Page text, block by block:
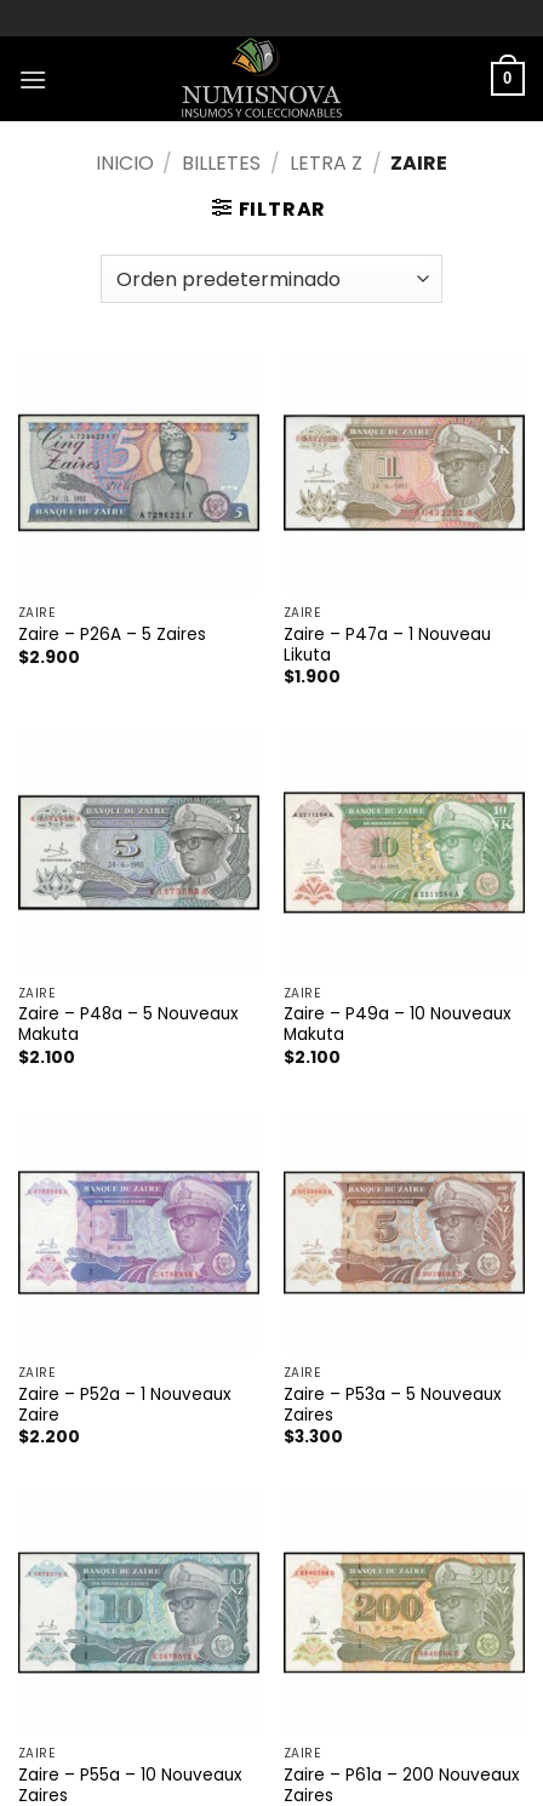
al
contenido
0
INICIO / BILLETES / LETRA Z / ZAIRE
FILTRAR
ZAIRE
Zaire – P26A – 5 Zaires
$2.900
ZAIRE
Zaire – P47a – 1 Nouveau
Likuta
$1.900
ZAIRE
Zaire – P48a – 5 Nouveaux
Makuta
$2.100
ZAIRE
Zaire – P49a – 10 Nouveaux
Makuta
$2.100
ZAIRE
Zaire – P52a – 1 Nouveaux
Zaire
$2.200
ZAIRE
Zaire – P53a – 5 Nouveaux
Zaires
$3.300
ZAIRE
Zaire – P55a – 10 Nouveaux
Zaires
ZAIRE
Zaire – P61a – 200 Nouveaux
Zaires